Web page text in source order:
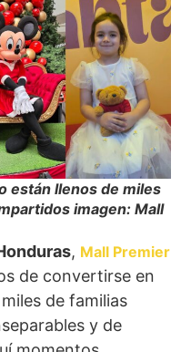
están llenos de miles
imagen: Mall
, Mall Premier
de convertirse en
de familias
y de